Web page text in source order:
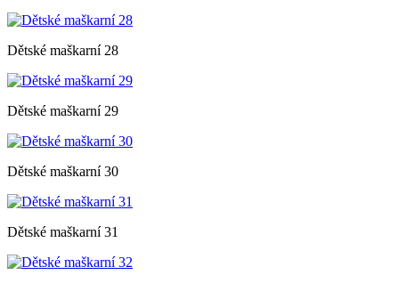
Dětské maškarní 28
Dětské maškarní 29
Dětské maškarní 30
Dětské maškarní 31